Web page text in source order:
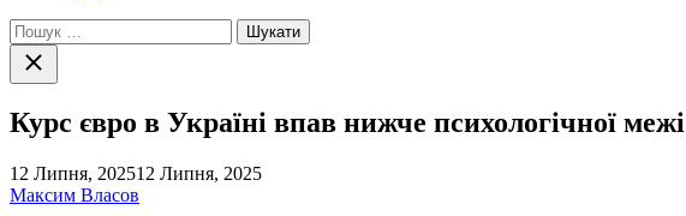
Пошук:
Закрити
пошук
Курс євро в Україні впав нижче психологічної межі
12 Липня, 202512 Липня, 2025
Максим Власов